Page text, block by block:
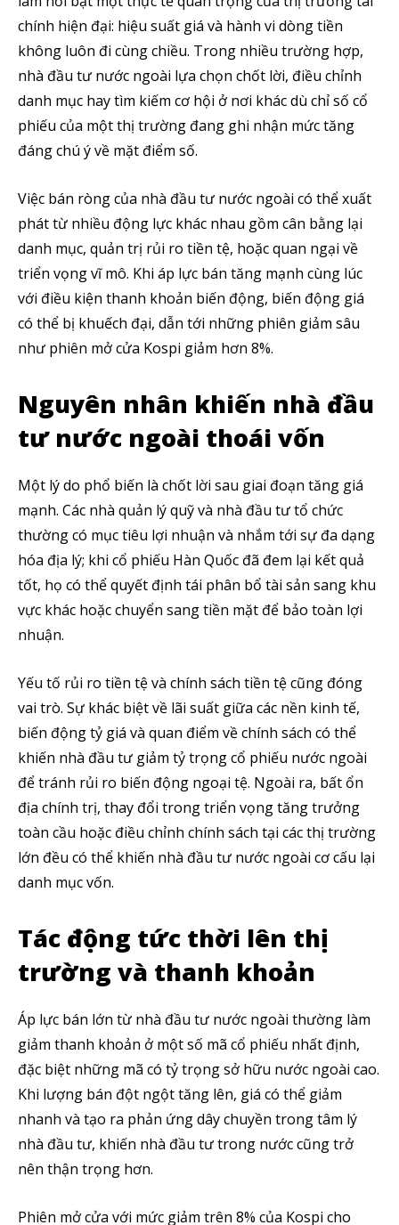
chính hiện đại: hiệu suất giá và hành vi dòng tiền
không luôn đi cùng chiều. Trong nhiều trường hợp,
nhà đầu tư nước ngoài lựa chọn chốt lời, điều chỉnh
danh mục hay tìm kiếm cơ hội ở nơi khác dù chỉ số cổ
phiếu của một thị trường đang ghi nhận mức tăng
đáng chú ý về mặt điểm số.
Việc bán ròng của nhà đầu tư nước ngoài có thể xuất
phát từ nhiều động lực khác nhau gồm cân bằng lại
danh mục, quản trị rủi ro tiền tệ, hoặc quan ngại về
triển vọng vĩ mô. Khi áp lực bán tăng mạnh cùng lúc
với điều kiện thanh khoản biến động, biến động giá
có thể bị khuếch đại, dẫn tới những phiên giảm sâu
như phiên mở cửa Kospi giảm hơn 8%.
Nguyên nhân khiến nhà đầu
tư nước ngoài thoái vốn
Một lý do phổ biến là chốt lời sau giai đoạn tăng giá
mạnh. Các nhà quản lý quỹ và nhà đầu tư tổ chức
thường có mục tiêu lợi nhuận và nhắm tới sự đa dạng
hóa địa lý; khi cổ phiếu Hàn Quốc đã đem lại kết quả
tốt, họ có thể quyết định tái phân bổ tài sản sang khu
vực khác hoặc chuyển sang tiền mặt để bảo toàn lợi
nhuận.
Yếu tố rủi ro tiền tệ và chính sách tiền tệ cũng đóng
vai trò. Sự khác biệt về lãi suất giữa các nền kinh tế,
biến động tỷ giá và quan điểm về chính sách có thể
khiến nhà đầu tư giảm tỷ trọng cổ phiếu nước ngoài
để tránh rủi ro biến động ngoại tệ. Ngoài ra, bất ổn
địa chính trị, thay đổi trong triển vọng tăng trưởng
toàn cầu hoặc điều chỉnh chính sách tại các thị trường
lớn đều có thể khiến nhà đầu tư nước ngoài cơ cấu lại
danh mục vốn.
Tác động tức thời lên thị
trường và thanh khoản
Áp lực bán lớn từ nhà đầu tư nước ngoài thường làm
giảm thanh khoản ở một số mã cổ phiếu nhất định,
đặc biệt những mã có tỷ trọng sở hữu nước ngoài cao.
Khi lượng bán đột ngột tăng lên, giá có thể giảm
nhanh và tạo ra phản ứng dây chuyền trong tâm lý
nhà đầu tư, khiến nhà đầu tư trong nước cũng trở
nên thận trọng hơn.
Phiên mở cửa với mức giảm trên 8% của Kospi cho